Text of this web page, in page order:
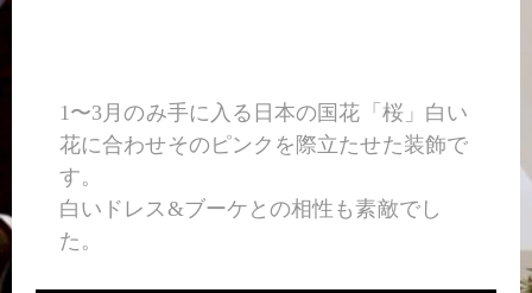
1〜3月のみ手に入る日本の国花「桜」白い
花に合わせそのピンクを際立たせた装飾で
す。
白いドレス&ブーケとの相性も素敵でし
た。